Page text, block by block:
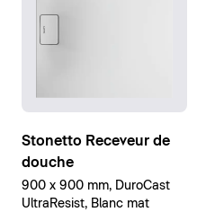
Stonetto Receveur de
douche
900 x 900 mm, DuroCast
UltraResist, Blanc mat